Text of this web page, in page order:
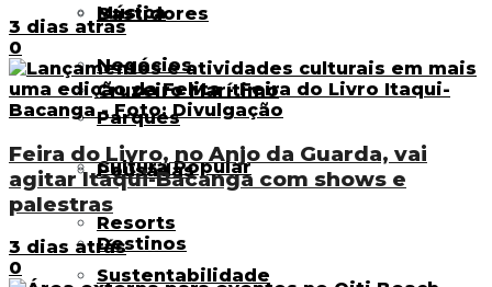
Música
Negócios
Parques
Pousadas
Resorts
Sustentabilidade
Bastidores
Cruzeiro Marítimo
Cultura Popular
Destinos
3 dias atrás
0
Feira do Livro, no Anjo da Guarda, vai
agitar Itaqui-Bacanga com shows e
palestras
3 dias atrás
0